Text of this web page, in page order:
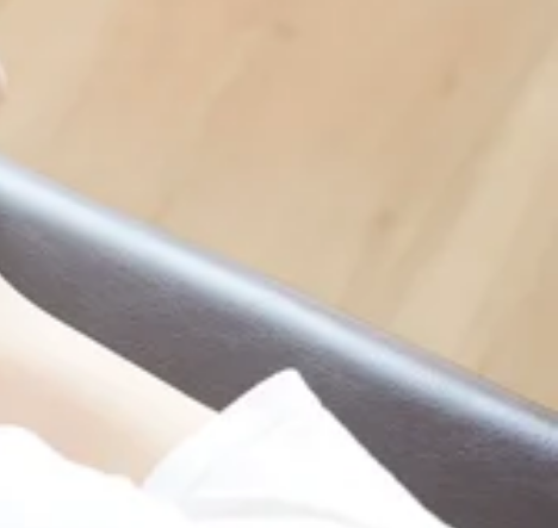
間】10：00～20：00(最終受付19：30)【定休日】年中無休
ります！詳しいお時間が気になる方はお電話ください
00～20：00(最終受付19：30)【定休日】年中無休【アクセ
時間が空いております！詳しいお時間が気になる方はお電話
間】10：00～20：00(最終受付19：30)【定休日】年中無休
時間が空いております！詳しいお時間が気になる方はお電話
時間】10：00～20：00(最終受付19：30)【定休日】年中無休